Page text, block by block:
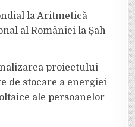
la Aritmetică
al României la Șah
proiectului
de stocare a energiei
ale persoanelor